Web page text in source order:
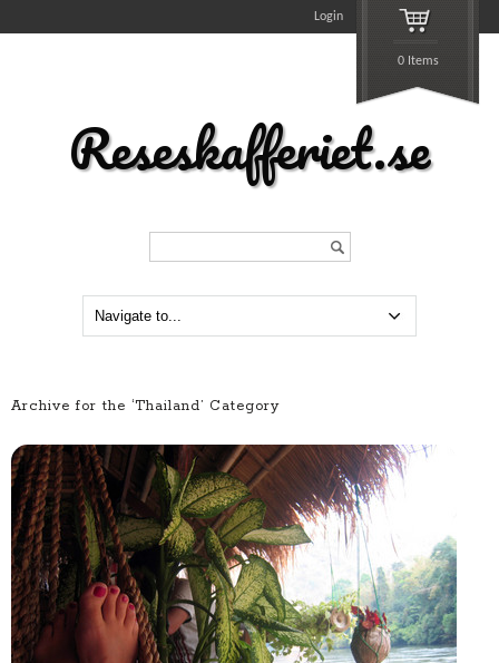
Login
0 Items
Reseskafferiet.se
Archive for the ‘Thailand’ Category